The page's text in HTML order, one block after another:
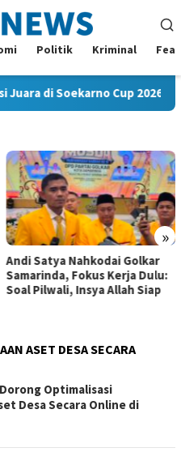
Politik Kriminal
di Soekarno Cup 2026
»
Dulu:
Siap
Andi Satya Calon
Ketua Golkar
Musda Siap Digelar 8
ASET DESA SECARA
Optimalisasi
Desa Secara Online di